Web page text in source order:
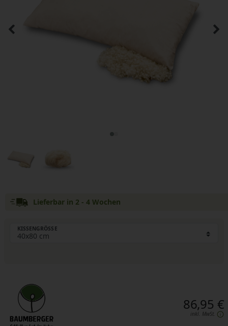
Lieferbar in 2 - 4 Wochen
KISSENGRÖSSE
86,95 €
inkl. MwSt.